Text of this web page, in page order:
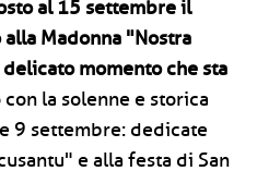
al 15 settembre il
Madonna "Nostra
momento che sta
la solenne e storica
9 settembre: dedicate
e alla festa di San